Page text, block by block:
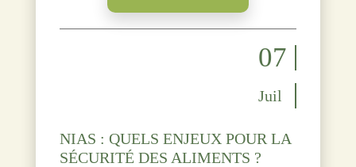
07
Juil
NIAS : QUELS ENJEUX POUR LA
SÉCURITÉ DES ALIMENTS ?